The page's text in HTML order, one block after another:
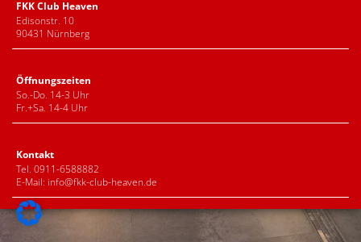
FKK Club Heaven
Edisonstr. 10
90431 Nürnberg
Öffnungszeiten
So.-Do. 14-3 Uhr
Fr.+Sa. 14-4 Uhr
Kontakt
Tel. 0911-6588882
E-Mail: info@fkk-club-heaven.de